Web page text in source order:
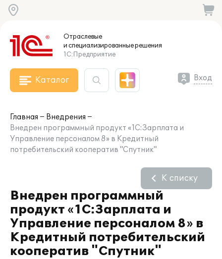
Отраслевые
и специализированныерешения
1С:Предприятие
Каталог Вход
Главная
Внедрения
Внедрен программный продукт «1С:Зарплата и
Управление персоналом 8» в Кредитный
потребительский кооператив "Спутник"
Внедрен программный
продукт «1С:Зарплата и
Управление персоналом 8» в
Кредитный потребительский
кооператив "Спутник"
К списку